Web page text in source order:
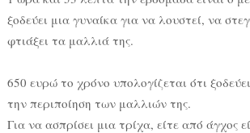
ξοδεύει μια γυναίκα για να λουστεί, να
φτιάξει τα μαλλιά της.
650 ευρώ το χρόνο υπολογίζεται ότι
την περιποίηση των μαλλιών της.
Για να ασπρίσει μια τρίχα, είτε από άγχος